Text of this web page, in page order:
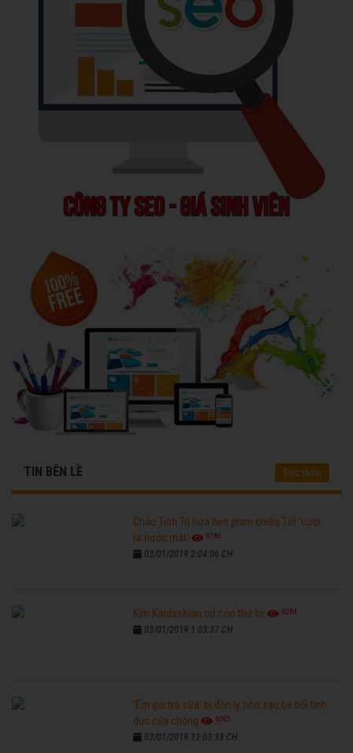
TIN BÊN LỀ Đọc thêm
Châu Tinh Trì hứa hẹn phim chiếu Tết 'cười
ra nước mắt'
6765
03/01/2019 2:04:06 CH
Kim Kardashian có con thứ tư 6264
03/01/2019 1:03:37 CH
'Em gái trà sữa' bị đồn ly hôn sau bê bối tình
dục của chồng
6585
03/01/2019 12:03:33 CH